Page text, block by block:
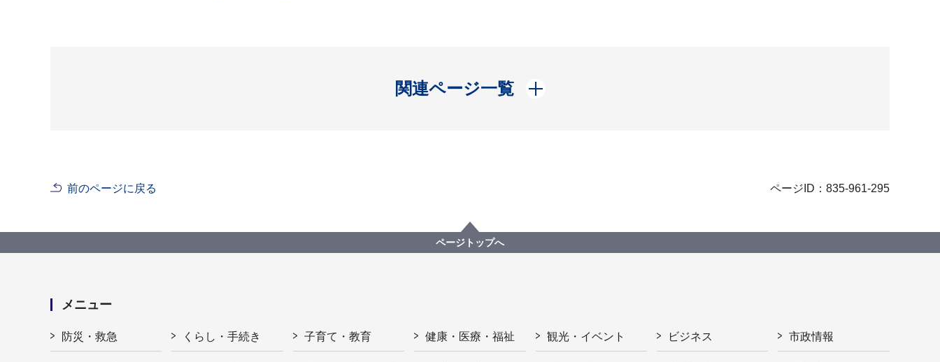
関連ページ一覧
開く
前のページに戻る ページID：835-961-295
ページトップへ
メニュー
防災・救急 くらし・手続き 子育て・教育 健康・医療・福祉 観光・イベント ビジネス 市政情報